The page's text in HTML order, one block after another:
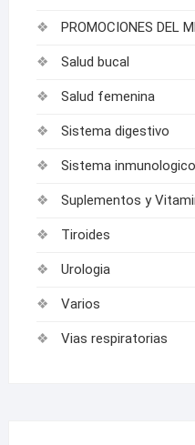
PROMOCIONES DEL
Salud bucal
Salud femenina
Sistema digestivo
Sistema inmunologico
Suplementos y
Tiroides
Urologia
Varios
Vias respiratorias